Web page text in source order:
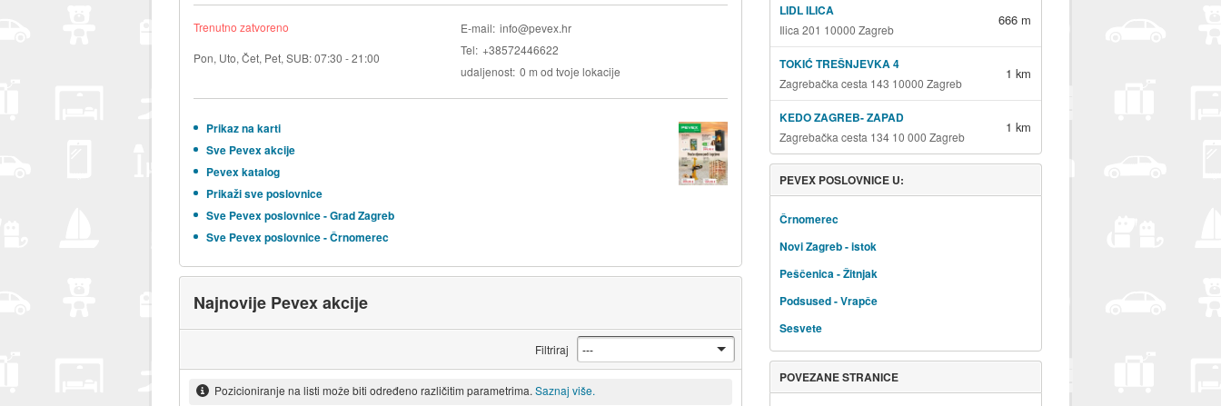
Trenutno zatvoreno
Pon, Uto, Čet, Pet, SUB: 07:30 - 21:00
E-mail info@pevex.hr
Tel +38572446622
udaljenost 0 m od tvoje lokacije
Prikaz na karti
Sve Pevex akcije
Pevex katalog
Prikaži sve poslovnice
Sve Pevex poslovnice - Grad Zagreb
Sve Pevex poslovnice - Črnomerec
Najnovije Pevex akcije
Filtriraj
Pozicioniranje na listi može biti određeno različitim parametrima. Saznaj više.
LIDL ILICA
Ilica 201 10000 Zagreb
666 m
TOKIĆ TREŠNJEVKA 4
Zagrebačka cesta 143 10000 Zagreb
1 km
KEDO ZAGREB- ZAPAD
Zagrebačka cesta 134 10 000 Zagreb
1 km
PEVEX POSLOVNICE U:
Črnomerec
Novi Zagreb - istok
Peščenica - Žitnjak
Podsused - Vrapče
Sesvete
POVEZANE STRANICE